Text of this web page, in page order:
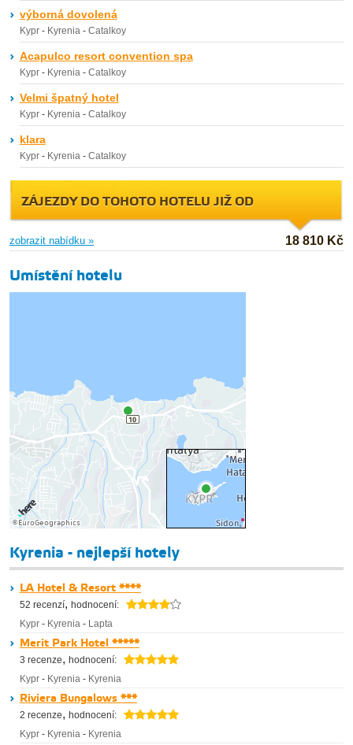
výborná dovolená
Kypr- Kyrenia- Catalkoy
Acapulco resort convention spa
Kypr- Kyrenia- Catalkoy
Velmi špatný hotel
Kypr- Kyrenia- Catalkoy
klara
Kypr- Kyrenia- Catalkoy
ZÁJEZDY DO TOHOTO HOTELU JIŽ OD
zobrazit nabídku » 18 810 Kč
Umístění hotelu
Kyrenia - nejlepší hotely
LA Hotel & Resort ****
52 recenzí, hodnocení:
Kypr - Kyrenia - Lapta
Merit Park Hotel *****
3 recenze, hodnocení:
Kypr - Kyrenia - Kyrenia
Riviera Bungalows ***
2 recenze, hodnocení:
Kypr - Kyrenia - Kyrenia